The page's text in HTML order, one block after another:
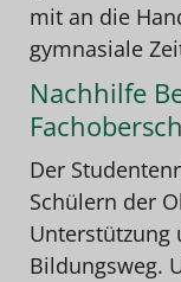
mit an die
gymnasiale
Nachhilfe
Der
Schülern der
Unterstützung
Bildungsweg.